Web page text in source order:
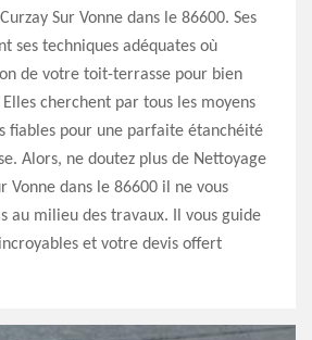
Sur Vonne dans le 86600. Ses
ses techniques adéquates où
de votre toit-terrasse pour bien
cherchent par tous les moyens
fiables pour une parfaite étanchéité
Alors, ne doutez plus de Nettoyage
Vonne dans le 86600 il ne vous
au milieu des travaux. Il vous guide
et votre devis offert